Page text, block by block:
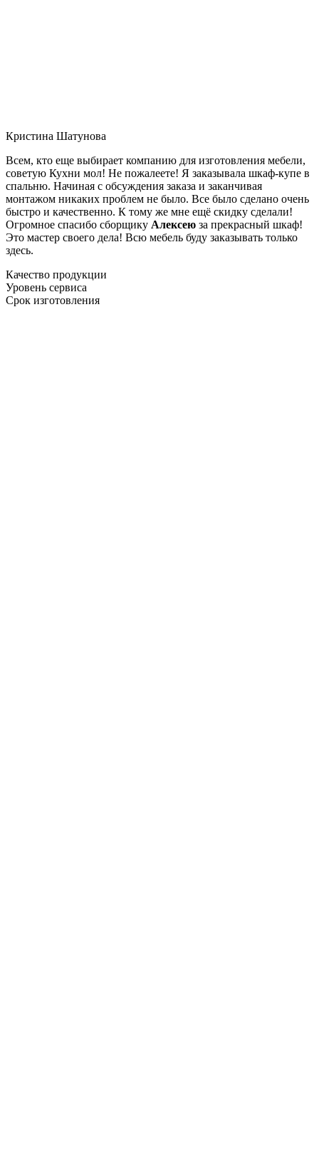
Кристина Шатунова
Всем, кто еще выбирает компанию для изготовления мебели,
советую Кухни мол! Не пожалеете! Я заказывала шкаф-купе в
спальню. Начиная с обсуждения заказа и заканчивая
монтажом никаких проблем не было. Все было сделано очень
быстро и качественно. К тому же мне ещё скидку сделали!
Огромное спасибо сборщику Алексею за прекрасный шкаф!
Это мастер своего дела! Всю мебель буду заказывать только
здесь.
Качество продукции
Уровень сервиса
Срок изготовления